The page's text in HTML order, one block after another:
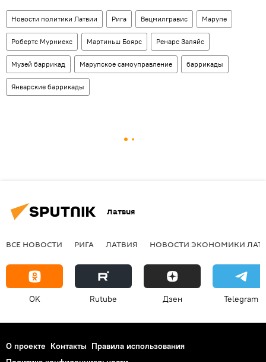
Новости политики Латвии Рига Вецмилгравис Марупе
Робертс Мурниекс Мартиньш Боярс Ренарс Заляйс
Музей баррикад Марупское самоуправление баррикады
Январские баррикады
Латвия
ВСЕ НОВОСТИ РИГА ЛАТВИЯ НОВОСТИ ЭКОНОМИКИ
OK Rutube Дзен Telegram
О проекте Контакты Правила использования